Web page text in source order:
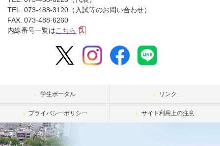
TEL. 073-488-3120（入試等のお問い合わせ）
FAX. 073-488-6260
内線番号一覧はこちら
学生ポータル リンク
プライバシーポリシー サイト利用上の注意